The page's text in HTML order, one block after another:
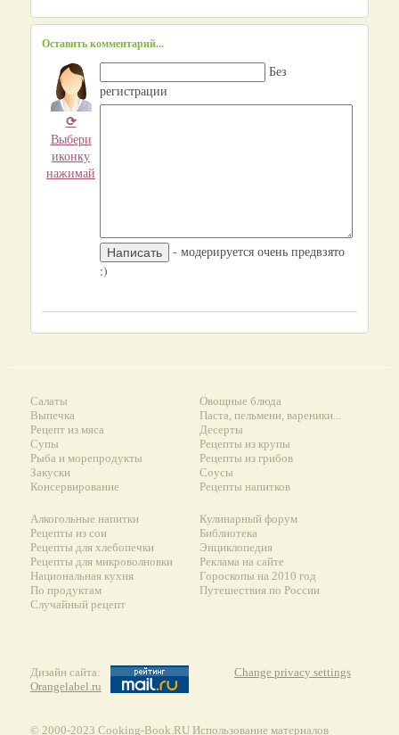
Оставить комментарий...
⟳
Выбери
иконку
нажимай
Без
регистрации
- модерируется очень предвзято
:)
Салаты
Выпечка
Рецепт из мяса
Супы
Рыба и морепродукты
Закуски
Консервирование
Овощные блюда
Паста, пельмени, вареники...
Десерты
Рецепты из крупы
Рецепты из грибов
Соусы
Рецепты напитков
Алкогольные напитки
Рецепты из сои
Рецепты для хлебопечки
Рецепты для микроволновки
Национальная кухня
По продуктам
Случайный рецепт
Кулинарный форум
Библиотека
Энциклопедия
Реклама на сайте
Гороскопы на 2010 год
Путешествия по России
Дизайн сайта:
Orangelabel.ru
Change privacy settings
© 2000-2023 Сooking-Book.RU Использование материалов